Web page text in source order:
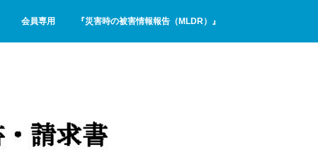
会員専用 『災害時の被害情報報告（MLDR）』